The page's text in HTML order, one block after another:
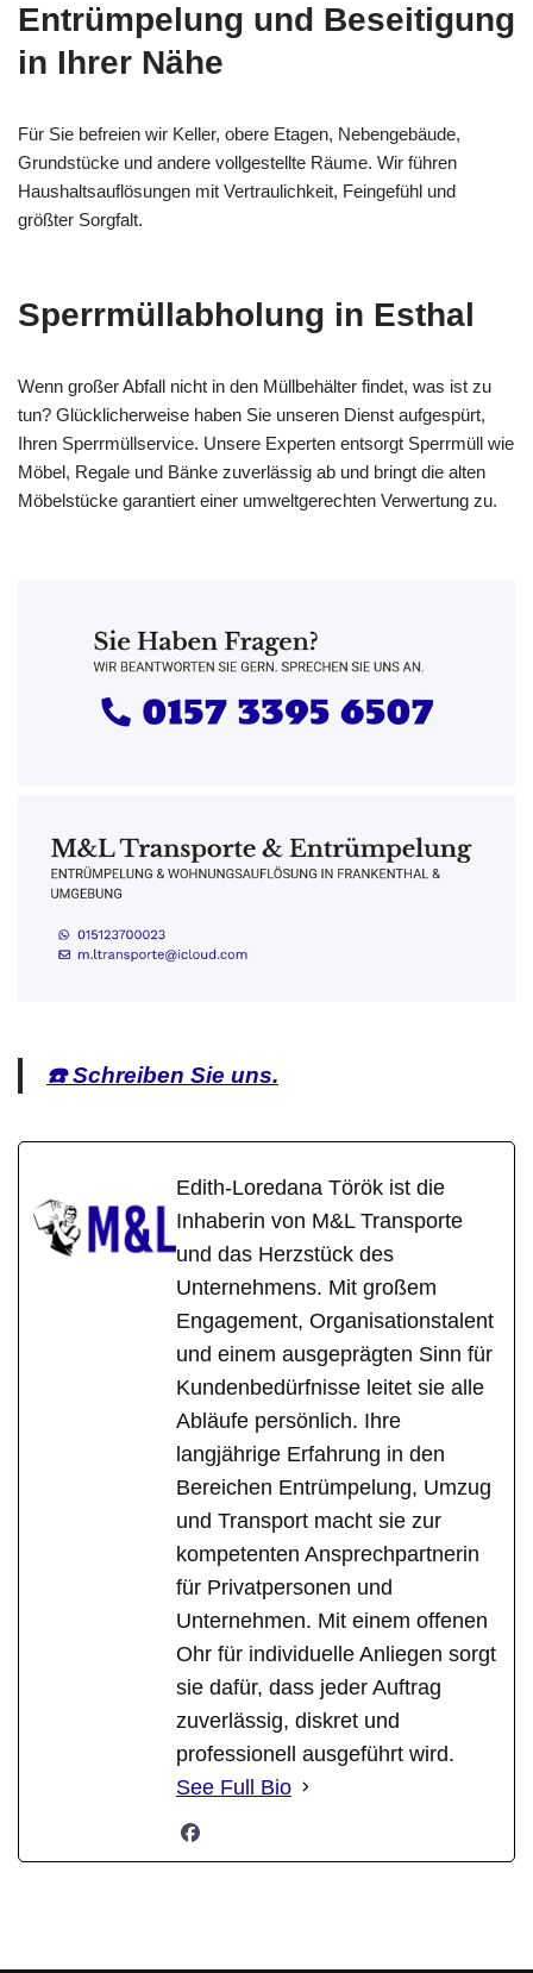
Entrümpelung und Beseitigung
in Ihrer Nähe
Für Sie befreien wir Keller, obere Etagen, Nebengebäude,
Grundstücke und andere vollgestellte Räume. Wir führen
Haushaltsauflösungen mit Vertraulichkeit, Feingefühl und
größter Sorgfalt.
Sperrmüllabholung in Esthal
Wenn großer Abfall nicht in den Müllbehälter findet, was ist zu
tun? Glücklicherweise haben Sie unseren Dienst aufgespürt,
Ihren Sperrmüllservice. Unsere Experten entsorgt Sperrmüll wie
Möbel, Regale und Bänke zuverlässig ab und bringt die alten
Möbelstücke garantiert einer umweltgerechten Verwertung zu.
☎️ Schreiben Sie uns.
Edith-Loredana Török ist die
Inhaberin von M&L Transporte
und das Herzstück des
Unternehmens. Mit großem
Engagement, Organisationstalent
und einem ausgeprägten Sinn für
Kundenbedürfnisse leitet sie alle
Abläufe persönlich. Ihre
langjährige Erfahrung in den
Bereichen Entrümpelung, Umzug
und Transport macht sie zur
kompetenten Ansprechpartnerin
für Privatpersonen und
Unternehmen. Mit einem offenen
Ohr für individuelle Anliegen sorgt
sie dafür, dass jeder Auftrag
zuverlässig, diskret und
professionell ausgeführt wird.
See Full Bio